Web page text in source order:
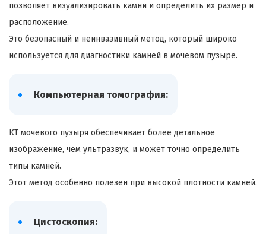
позволяет визуализировать камни и определить их размер и
расположение.
Это безопасный и неинвазивный метод, который широко
используется для диагностики камней в мочевом пузыре.
Компьютерная томография:
КТ мочевого пузыря обеспечивает более детальное
изображение, чем ультразвук, и может точно определить
типы камней.
Этот метод особенно полезен при высокой плотности камней.
Цистоскопия: